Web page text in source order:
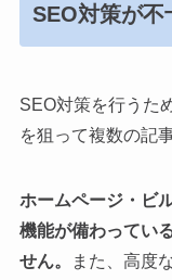
SEO対策が不
SEO対策を行うた
を狙って複数の記
ホームページ・ビ
機能が備わってい
せん。
また、高度